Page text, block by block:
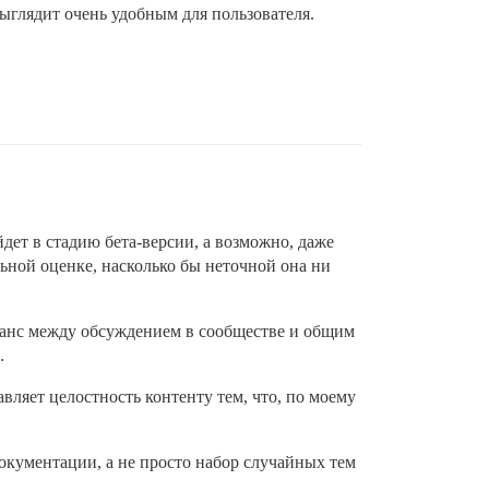
очень удобным для пользователя.
в стадию бета-версии, а возможно, даже
оценке, насколько бы неточной она ни
между обсуждением в сообществе и общим
целостность контенту тем, что, по моему
а не просто набор случайных тем